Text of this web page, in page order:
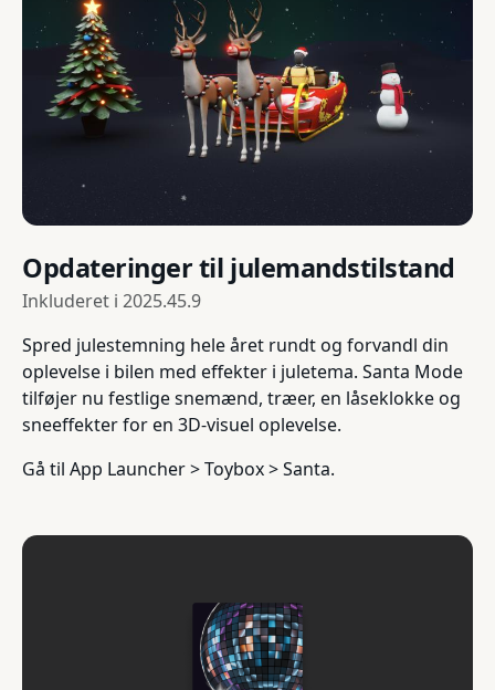
Opdateringer til julemandstilstand
Inkluderet i 2025.45.9
Spred julestemning hele året rundt og forvandl din
oplevelse i bilen med effekter i juletema. Santa Mode
tilføjer nu festlige snemænd, træer, en låseklokke og
sneeffekter for en 3D-visuel oplevelse.
Gå til App Launcher > Toybox > Santa.